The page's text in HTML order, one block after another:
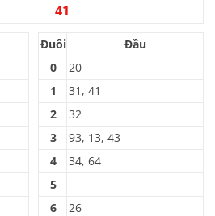
41
Đuôi
Đầu
0
20
1
31, 41
2
32
3
93, 13, 43
4
34, 64
5
6
26